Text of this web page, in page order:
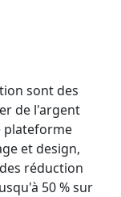
sont des
de l'argent
plateforme
et design,
réduction
50 % sur